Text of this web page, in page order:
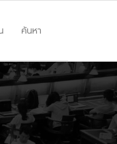
ค้นหา